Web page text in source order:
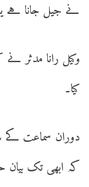
نے جیل جانا ہے
وکیل رانا مدثر
کیا۔
دوران سماعت کے
کہ ابھی تک بیان